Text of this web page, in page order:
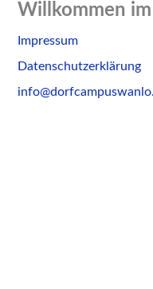
Willkommen
Skip
to
Impressum
Datenschutzerklärung